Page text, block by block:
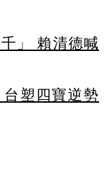
」 賴清德喊
塑四寶逆勢